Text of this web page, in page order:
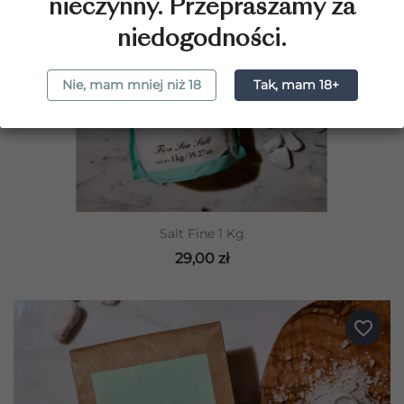
Salt Fine 1 Kg
29,00 zł
favorite_border
nieczynny. Przepraszamy za
niedogodności.
Nie, mam mniej niż 18 Tak, mam 18+